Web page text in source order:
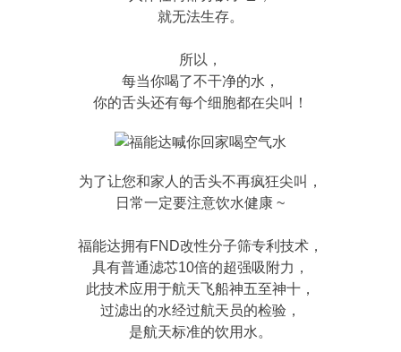
就无法生存。
所以，
每当你喝了不干净的水，
你的舌头还有每个细胞都在尖叫！
为了让您和家人的舌头不再疯狂尖叫，
日常一定要注意饮水健康 ~
福能达拥有FND改性分子筛专利技术，
具有普通滤芯10倍的超强吸附力，
此技术应用于航天飞船神五至神十，
过滤出的水经过航天员的检验，
是航天标准的饮用水。